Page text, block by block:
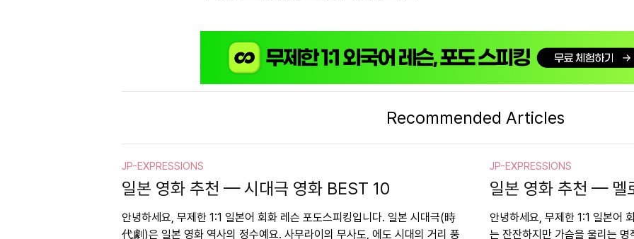
Recommended Articles
JP-EXPRESSIONS
일본 영화 추천 — 시대극 영화 BEST 10
안녕하세요, 무제한 1:1 일본어 회화 레슨 포도스피킹입니다. 일본 시대극(時
代劇)은 일본 영화 역사의 정수예요. 사무라이의 무사도, 에도 시대의 거리 풍
JP-EXPRESSIONS
일본 영화 추천 — 멜
안녕하세요, 무제한 1:1 일본어
는 잔잔하지만 가슴을 울리는